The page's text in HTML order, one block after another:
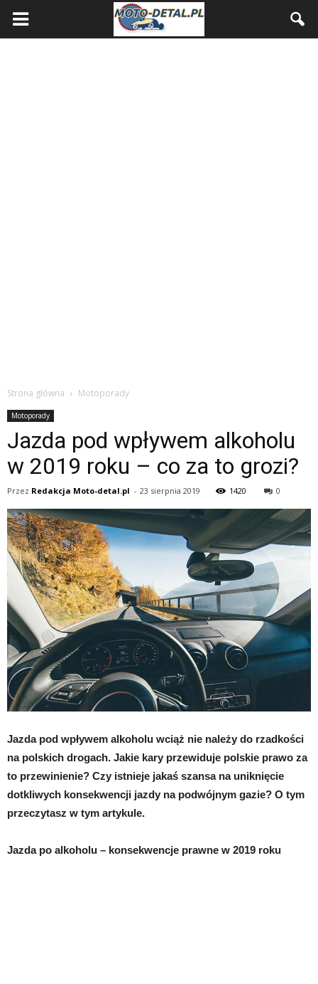
Strona główna Motoporady
Motoporady
Jazda pod wpływem alkoholu
w 2019 roku – co za to grozi?
Przez Redakcja Moto-detal.pl - 23 sierpnia 2019 1420 0
Jazda pod wpływem alkoholu wciąż nie należy do rzadkości
na polskich drogach. Jakie kary przewiduje polskie prawo za
to przewinienie? Czy istnieje jakaś szansa na uniknięcie
dotkliwych konsekwencji jazdy na podwójnym gazie? O tym
przeczytasz w tym artykule.
Jazda po alkoholu – konsekwencje prawne w 2019 roku